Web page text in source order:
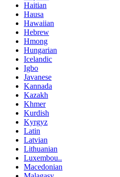
Haitian
Hausa
Hawaiian
Hebrew
Hmong
Hungarian
Icelandic
Igbo
Javanese
Kannada
Kazakh
Khmer
Kurdish
Kyrgyz
Latin
Latvian
Lithuanian
Luxembou..
Macedonian